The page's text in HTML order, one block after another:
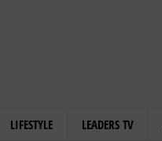
LIFESTYLE LEADERS TV